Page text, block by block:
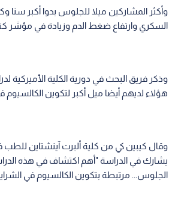
وأكثر المشاركين ميلا للجلوس بدوا أكبر سنا
السكري وارتفاع ضغط الدم وزيادة في مؤشر
وذكر فريق البحث في دورية الكلية الأميركية
هؤلاء لديهم أيضا ميل أكبر لتكوين الكالسيوم
وقال كيبين كي من كلية ألبرت آينشتاين للطب
يشارك في الدراسة "أهم اكتشاف في هذه
الجلوس... مرتبطة بتكوين الكالسيوم في